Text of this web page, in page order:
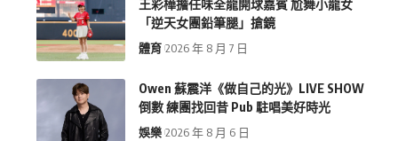
王彩樺擔任味全龍開球嘉賓 尬舞小龍女
「逆天女團鉛筆腿」搶鏡
體育 2026 年 8 月 7 日
Owen 蘇震洋《做自己的光》LIVE SHOW
倒數 練團找回昔 Pub 駐唱美好時光
娛樂 2026 年 8 月 6 日